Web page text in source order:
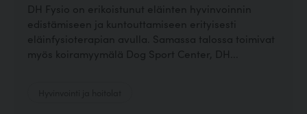
DH Fysio on erikoistunut eläinten hyvinvoinnin
edistämiseen ja kuntouttamiseen erityisesti
eläinfysioterapian avulla. Samassa talossa toimivat
myös koiramyymälä Dog Sport Center, DH...